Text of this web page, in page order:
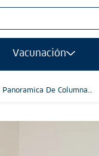
Vacunación
De Columna
magnetica